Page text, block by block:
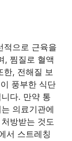
적으로 근육을
, 찜질로 혈액
한, 전해질 보
풍부한 식단
다. 만약 통
의료기관에
방받는 것도
서 스트레칭